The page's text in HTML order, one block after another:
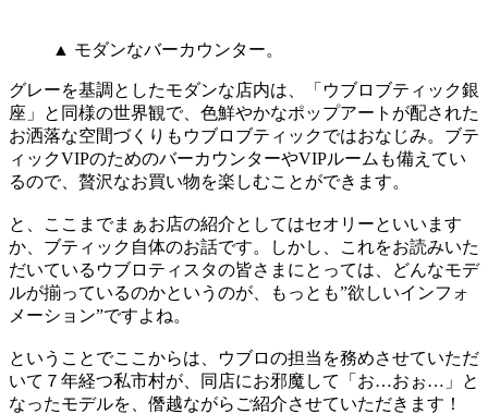
▲ モダンなバーカウンター。
グレーを基調としたモダンな店内は、「ウブロブティック銀
座」と同様の世界観で、色鮮やかなポップアートが配された
お洒落な空間づくりもウブロブティックではおなじみ。ブテ
ィックVIPのためのバーカウンターやVIPルームも備えてい
るので、贅沢なお買い物を楽しむことができます。
と、ここまでまぁお店の紹介としてはセオリーといいます
か、ブティック自体のお話です。しかし、これをお読みいた
だいているウブロティスタの皆さまにとっては、どんなモデ
ルが揃っているのかというのが、もっとも”欲しいインフォ
メーション”ですよね。
ということでここからは、ウブロの担当を務めさせていただ
いて７年経つ私市村が、同店にお邪魔して「お…おぉ…」と
なったモデルを、僭越ながらご紹介させていただきます！